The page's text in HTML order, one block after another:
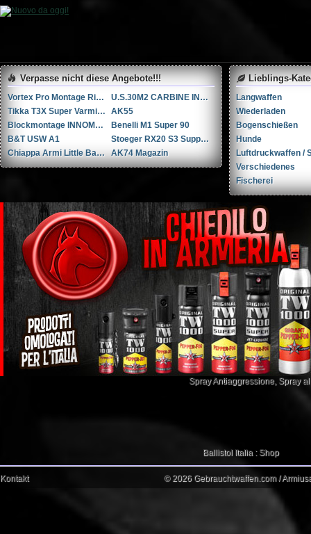
Verpasse nicht diese Angebote!!!
Vortex Pro Montage Ringen in 34mm
U.S.30M2 CARBINE INLAND MFG DIV. GENERAL MOTORS
Tikka T3X Super Varmint .308 Winchester
AK55
Blockmontage INNOMOUNT TACTICAL
Benelli M1 Super 90
B&T USW A1
Stoeger RX20 S3 Suppressor ...Andere
Chiappa Armi Little Badger .22 war .22 WMR
AK74 Magazin
Lieblings-
Langwaffen
Wiederladen
Bogenschießen
Hunde
Luftdruckwaffen /
Verschiedenes
Fischerei
Spray Antiaggressione, Spray
Ballistol Italia : Shop
Kontakt © 2026 Gebrauchtwaffen.com /